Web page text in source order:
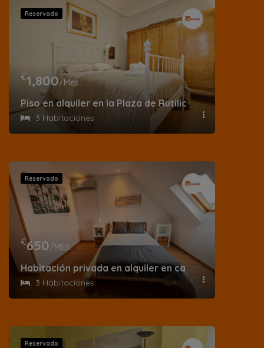
Reservado
€1,800/Mes
Piso en alquiler en la Plaza de Rutilio Gaci
3 Habitaciones
Reservado
€650/MES
Habitación privada en alquiler en calle de la
3 Habitaciones
Reservado